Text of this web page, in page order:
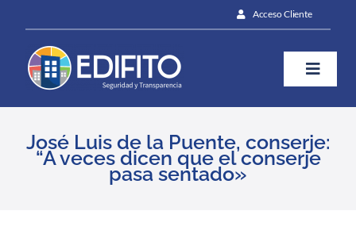
content
Acceso Cliente
Toggle
José Luis de la Puente, conserje:
“A veces dicen que el conserje
pasa sentado»